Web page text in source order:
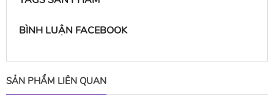
BÌNH LUẬN FACEBOOK
SẢN PHẨM LIÊN QUAN